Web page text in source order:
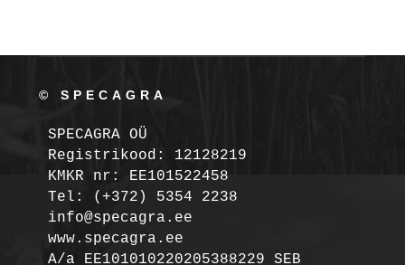
© SPECAGRA
SPECAGRA OÜ
Registrikood: 12128219
KMKR nr: EE101522458
Tel: (+372) 5354 2238
info@specagra.ee
A/a EE101010220205388229 SEB